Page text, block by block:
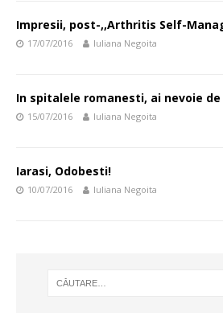
Impresii, post-,,Arthritis Self-
17/07/2016 Iuliana Negoita
In spitalele romanesti, ai nevoie
15/07/2016 Iuliana Negoita
Iarasi, Odobesti!
10/07/2016 Iuliana Negoita